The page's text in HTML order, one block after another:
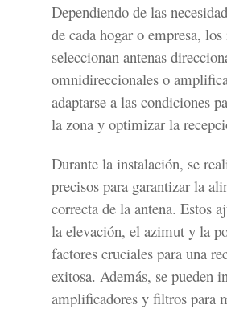
Dependiendo de las
de cada hogar o empresa,
seleccionan antenas
omnidireccionales o
adaptarse a las condiciones
la zona y optimizar la
Durante la instalación, se
precisos para garantizar la
correcta de la antena. Estos
la elevación, el azimut y la
factores cruciales para una
exitosa. Además, se pueden
amplificadores y filtros para